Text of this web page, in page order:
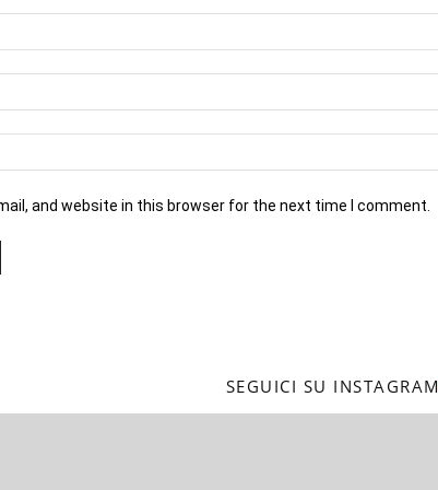
and website in this browser for the next time I comment.
SEGUICI SU INSTAGRAM